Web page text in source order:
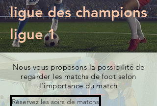
ligue des champions
ligue 1
Nous vous proposons la possibilité de
regarder les matchs de foot selon
l'importance du match
Réservez les soirs de matchs